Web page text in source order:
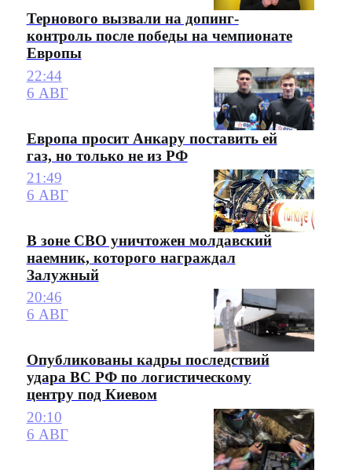
Тернового вызвали на допинг-
контроль после победы на чемпионате
Европы
22:44
6 АВГ
Европа просит Анкару поставить ей
газ, но только не из РФ
21:49
6 АВГ
В зоне СВО уничтожен молдавский
наемник, которого награждал
Залужный
20:46
6 АВГ
Опубликованы кадры последствий
удара ВС РФ по логистическому
центру под Киевом
20:10
6 АВГ